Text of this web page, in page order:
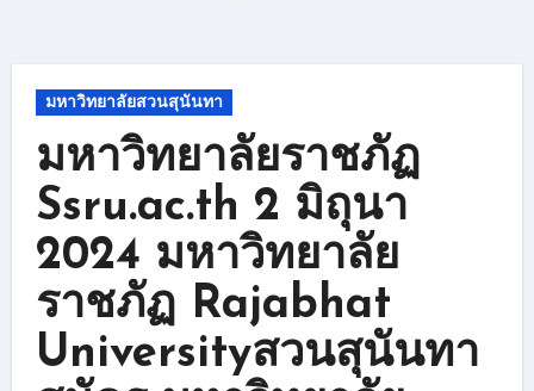
มหาวิทยาลัยสวนสุนันทา
มหาวิทยาลัยราชภัฏ
Ssru.ac.th 2 มิถุนา
2024 มหาวิทยาลัย
ราชภัฏ Rajabhat
Universityสวนสุนันทา